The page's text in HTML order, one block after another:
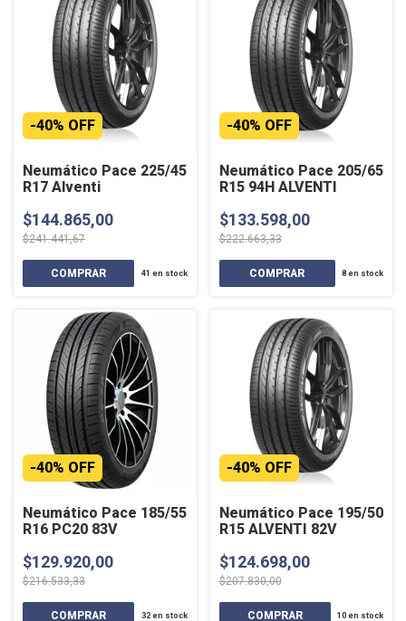
Neumático Pace 225/45
R17 Alventi
-40% OFF
$144.865,00
$241.441,67
41 en stock
Neumático Pace 205/65
R15 94H ALVENTI
-40% OFF
$133.598,00
$222.663,33
8 en stock
Neumático Pace 185/55
R16 PC20 83V
-40% OFF
$129.920,00
$216.533,33
32en stock
Neumático Pace 195/50
R15 ALVENTI 82V
-40% OFF
$124.698,00
$207.830,00
10 en stock